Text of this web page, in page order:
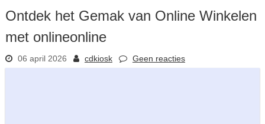
Ontdek het Gemak van Online Winkelen
met onlineonline
06 april 2026 cdkiosk Geen reacties